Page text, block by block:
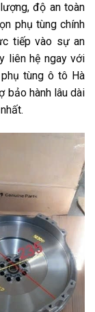
độ an toàn
phụ tùng chính
tiếp vào sự an
liên hệ ngay với
phụ tùng ô tô Hà
bảo hành lâu dài